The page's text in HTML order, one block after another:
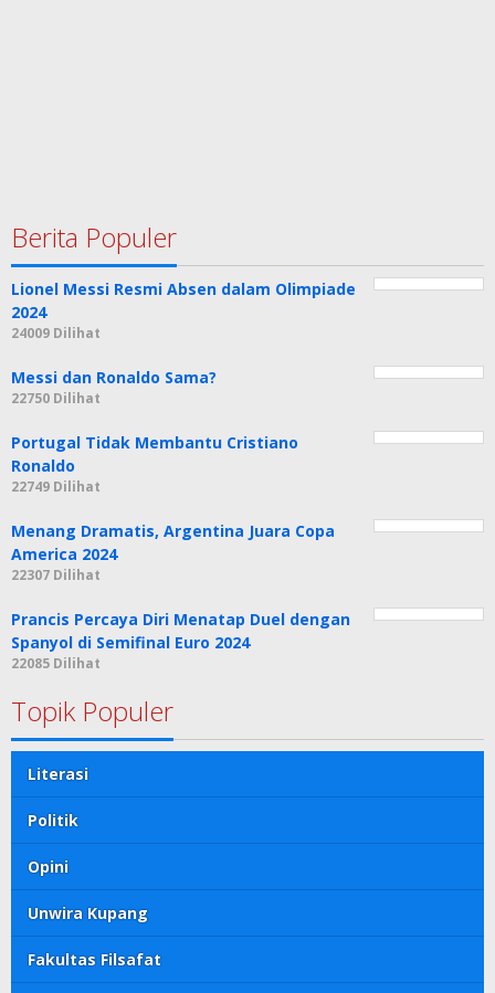
Berita Populer
Lionel Messi Resmi Absen dalam Olimpiade
2024
24009 Dilihat
Messi dan Ronaldo Sama?
22750 Dilihat
Portugal Tidak Membantu Cristiano
Ronaldo
22749 Dilihat
Menang Dramatis, Argentina Juara Copa
America 2024
22307 Dilihat
Prancis Percaya Diri Menatap Duel dengan
Spanyol di Semifinal Euro 2024
22085 Dilihat
Topik Populer
Literasi
Politik
Opini
Unwira Kupang
Fakultas Filsafat